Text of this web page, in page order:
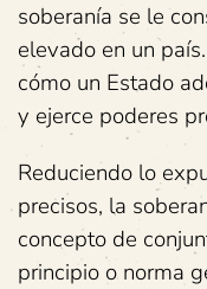
soberanía se le
elevado en un
cómo un Estado
y ejerce poderes
Reduciendo lo
precisos, la
concepto de
principio o norma